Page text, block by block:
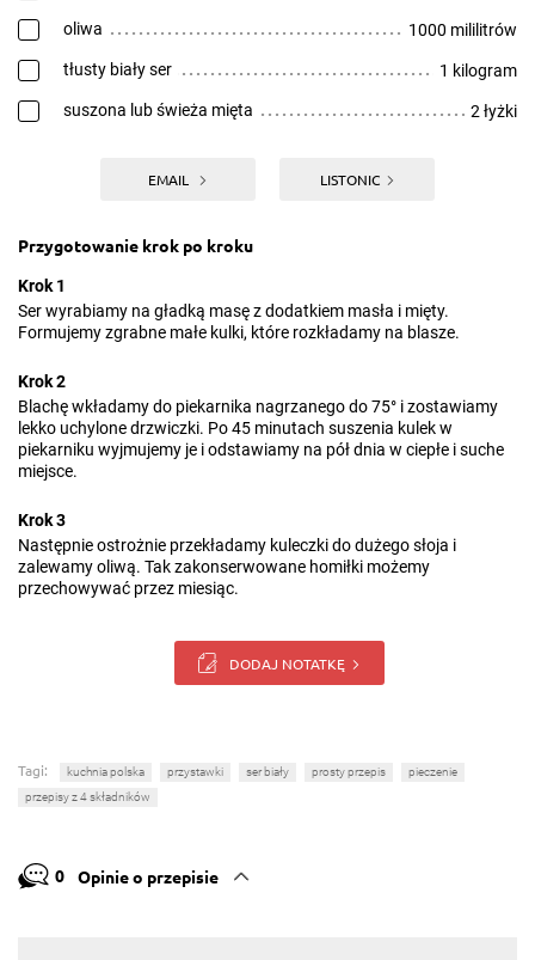
oliwa 1000 mililitrów
tłusty biały ser 1 kilogram
suszona lub świeża mięta 2 łyżki
EMAIL LISTONIC
Przygotowanie krok po kroku
Krok 1
Ser wyrabiamy na gładką masę z dodatkiem masła i mięty.
Formujemy zgrabne małe kulki, które rozkładamy na blasze.
Krok 2
Blachę wkładamy do piekarnika nagrzanego do 75° i zostawiamy
lekko uchylone drzwiczki. Po 45 minutach suszenia kulek w
piekarniku wyjmujemy je i odstawiamy na pół dnia w ciepłe i suche
miejsce.
Krok 3
Następnie ostrożnie przekładamy kuleczki do dużego słoja i
zalewamy oliwą. Tak zakonserwowane homiłki możemy
przechowywać przez miesiąc.
DODAJ NOTATKĘ
Tagi: kuchnia polska przystawki ser biały prosty przepis
pieczenie
przepisy z 4 składników
0 Opinie o przepisie